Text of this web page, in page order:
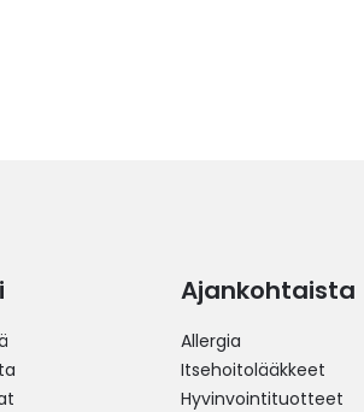
Ajankohtaista
Allergia
Itsehoitolääkkeet
Hyvinvointituotteet